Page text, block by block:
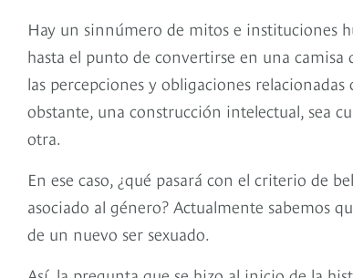
Hay un sinnúmero de mitos e instituciones
hasta el punto de convertirse en una camisa
las percepciones y obligaciones
obstante, una construcción intelectual, sea
otra.
En ese caso, ¿qué pasará con el criterio de
asociado al género? Actualmente sabemos
de un nuevo ser sexuado.